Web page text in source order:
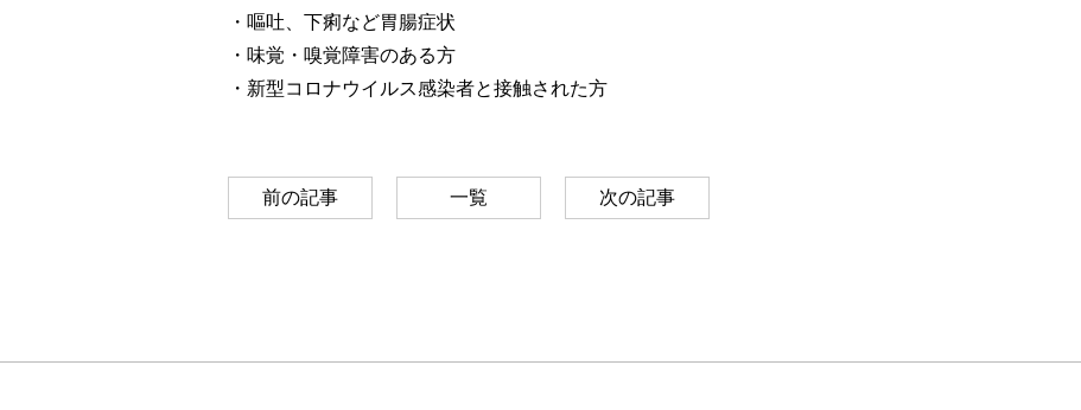
・嘔吐、下痢など胃腸症状
・味覚・嗅覚障害のある方
・新型コロナウイルス感染者と接触された方
前の記事 一覧 次の記事